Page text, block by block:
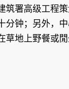
署高级工程
分钟；另外，
地上野餐或